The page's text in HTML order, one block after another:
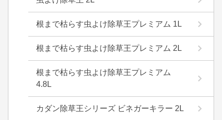
根まで枯らす虫よけ除草王プレミアム 1L
根まで枯らす虫よけ除草王プレミアム 2L
根まで枯らす虫よけ除草王プレミアム
4.8L
カダン除草王シリーズ ビネガーキラー 2L